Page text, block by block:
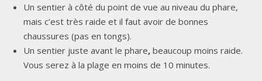
Un sentier à côté du point de vue au niveau du phare,
mais c’est très raide et il faut avoir de bonnes
chaussures (pas en tongs).
Un sentier juste avant le phare, beaucoup moins raide.
Vous serez à la plage en moins de 10 minutes.